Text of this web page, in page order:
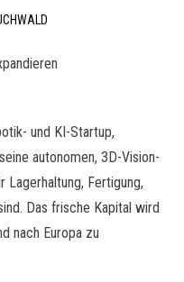
und KI-Startup,
autonomen, 3D-Vision-
Lagerhaltung, Fertigung,
Das frische Kapital wird
nach Europa zu